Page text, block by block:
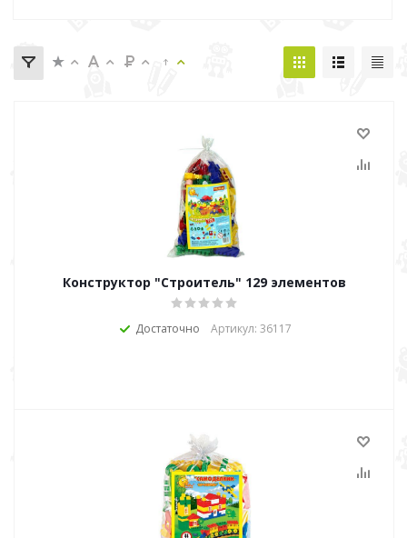
Конструктор "Строитель" 129 элементов
Достаточно Артикул: 36117